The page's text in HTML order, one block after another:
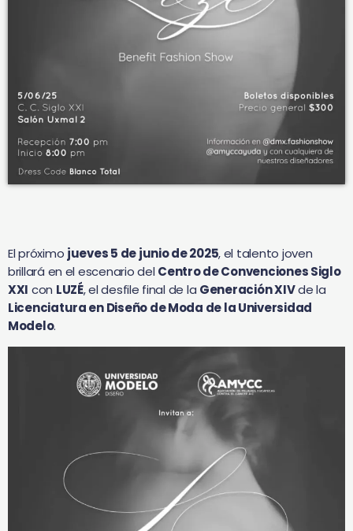
El próximo jueves 5 de junio de 2025, el talento joven
brillará en el escenario del Centro de Convenciones Siglo
XXI con LUZÉ, el desfile final de la Generación XIVde la
Licenciatura en Diseño de Moda de la Universidad
Modelo.